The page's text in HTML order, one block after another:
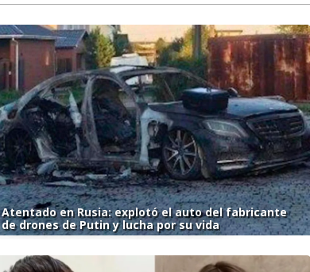
Atentado en Rusia: explotó el auto del fabricante
de drones de Putin y lucha por su vida